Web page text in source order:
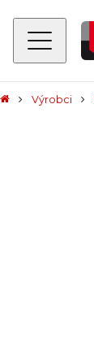
Výrobci